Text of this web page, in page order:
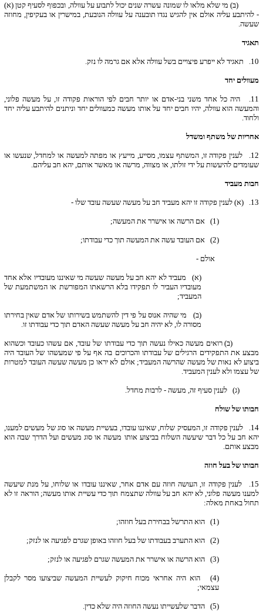
(ב) מי שלא מלאו לו שמונה עשרה שנים יכול לתבוע על עוולה, ובכפוף לסעיף קטן (א)
- להיתבע עליה אולם אין להגיש נגדו תובענה על עוולה הנובעת, במישרין או בעקיפין, מחוזה
שעשה.
תאגיד
10. תאגיד לא ייפרע פיצויים בשל עוולה אלא אם גרמה לו נזק.
מעוולים יחד
11.
היה כל אחד משני בני-אדם או יותר חבים לפי הוראות פקודה זו, על מעשה פלוני,
והמעשה הוא עוולה, יהיו חבים יחד על אותו מעשה כמעוולים יחד וניתנים להיתבע עליה יחד
ולחוד.
אחריות של משתף ומשדל
12.
לענין פקודה זו, המשתף עצמו, מסייע, מייעץ או מפתה למעשה או למחדל, שנעשו או
שעומדים להיעשות על ידי זולתו, או מצווה, מרשה או מאשר אותם, יהא חב עליהם.
חבות מעביד
13. (א) לענין פקודה זו יהא מעביד חב על מעשה שעשה עובד שלו -
(1) אם הרשה או אישרר את המעשה;
(2) אם העובד עשה את המעשה תוך כדי עבודתו;
אולם -
(א) מעביד לא יהא חב על מעשה שעשה מי שאיננו מעובדיו אלא אחד
מעובדיו העביר לו תפקידו בלא הרשאתו המפורשת או המשתמעת של
המעביד;
(ב) מי שהיה אנוס על פי דין להשתמש בשירותו של אדם שאין בחירתו
מסורה לו, לא יהיה חב על מעשה שעשה האדם תוך כדי עבודתו זו.
(ב) רואים מעשה כאילו נעשה תוך כדי עבודתו של עובד, אם עשהו כעובד וכשהוא
מבצע את התפקידים הרגילים של עבודתו והכרוכים בה אף על פי שמעשהו של העובד היה
ביצוע לא נאות של מעשה שהרשה המעביד; אולם לא יראו כן מעשה שעשה העובד למטרות
של עצמו ולא לענין המעביד.
(ג) לענין סעיף זה, מעשה - לרבות מחדל.
חבותו של שולח
14.
לענין פקודה זו, המעסיק שלוח, שאיננו עובדו, בעשיית מעשה או סוג של מעשים למענו,
יהא חב על כל דבר שיעשה השלוח בביצוע אותו מעשה או סוג מעשים ועל הדרך שבה הוא
מבצע אותם.
חבותו של בעל חוזה
15.
לענין פקודה זו, העושה חוזה עם אדם אחר, שאיננו עובדו או שלוחו, על מנת שיעשה
למענו מעשה פלוני, לא יהא חב על עוולה שתצמח תוך כדי עשיית אותו מעשה; הוראה זו לא
תחול באחת מאלה:
(1) הוא התרשל בבחירת בעל חוזהו;
(2) הוא התערב בעבודתו של בעל חוזהו באופן שגרם לפגיעה או לנזק;
(3) הוא הרשה או אישרר את המעשה שגרם לפגיעה או לנזק;
(4) הוא היה אחראי מכוח חיקוק לעשיית המעשה שביצועו מסר לקבלן
עצמאי;
(5) הדבר שלעשייתו נעשה החוזה היה שלא כדין.